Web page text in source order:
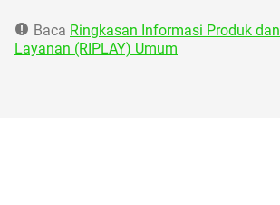
Baca Ringkasan Informasi Produk dan
Layanan (RIPLAY) Umum